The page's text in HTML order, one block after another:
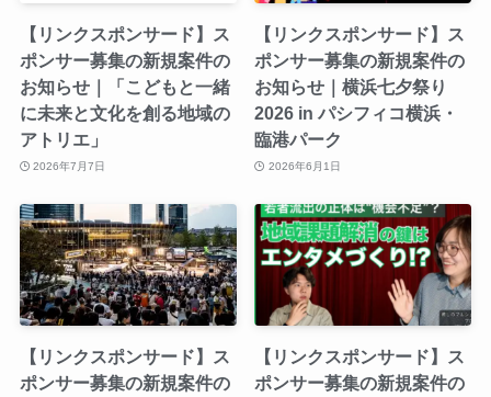
【リンクスポンサード】ス
ポンサー募集の新規案件の
お知らせ｜「こどもと一緒
に未来と文化を創る地域の
アトリエ」
2026年7月7日
【リンクスポンサード】ス
ポンサー募集の新規案件の
お知らせ｜横浜七夕祭り
2026 in パシフィコ横浜・
臨港パーク
2026年6月1日
【リンクスポンサード】ス
ポンサー募集の新規案件の
【リンクスポンサード】ス
ポンサー募集の新規案件の